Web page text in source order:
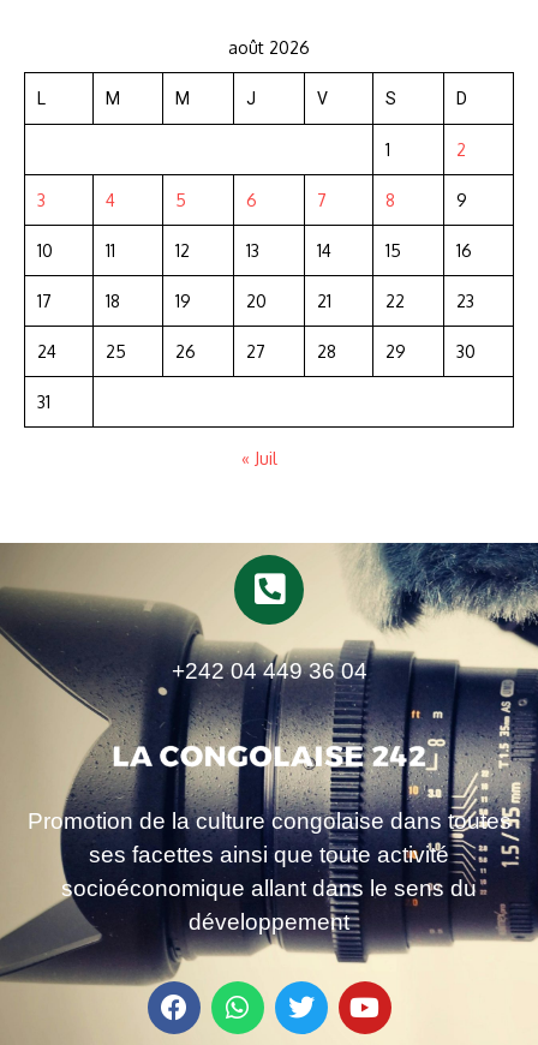
août 2026
L M M J V S D
1 2
3 4 5 6 7 8 9
10 11 12 13 14 15 16
17 18 19 20 21 22 23
24 25 26 27 28 29 30
31
« Juil
+242 04 449 36 04
Promotion de la culture congolaise dans toutes
ses facettes ainsi que toute activité
socioéconomique allant dans le sens du
développement